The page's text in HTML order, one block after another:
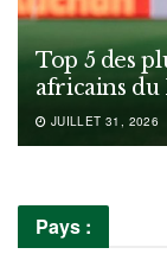
Top 5 des
africains du
JUILLET 31, 2026
Pays :